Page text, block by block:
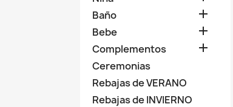
Baño 
Bebe 
Complementos 
Ceremonias
Rebajas de VERANO
Rebajas de INVIERNO